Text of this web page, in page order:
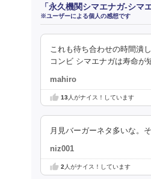
「永久機関シマエナガ‐シ
※ユーザーによる個人の感想です
これも待ち合わせの時間潰
コンビ シマエナガは寿命が
mahiro
13人がナイス！しています
月見バーガーネタ多いな。
niz001
2 人がナイス！しています